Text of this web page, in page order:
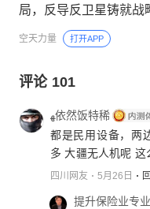
局，反导反卫星铸就战
空天力量 打开APP
评论 101
ﻬ依然饭特稀
都是民用设备，两
多 大疆无人机呢 这
四川网友 5月26日
提升保险业专